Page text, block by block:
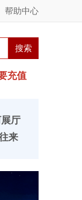
帮助中心
充值
厅
来